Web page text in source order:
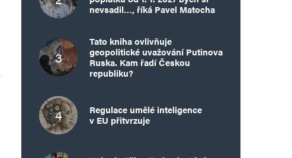
nevsadil…, říká Pavel Matocha
Tato kniha ovlivňuje
geopolitické uvažování Putinova
Ruska. Kam řadí Českou
republiku?
Regulace umělé inteligence
v EU přitvrzuje